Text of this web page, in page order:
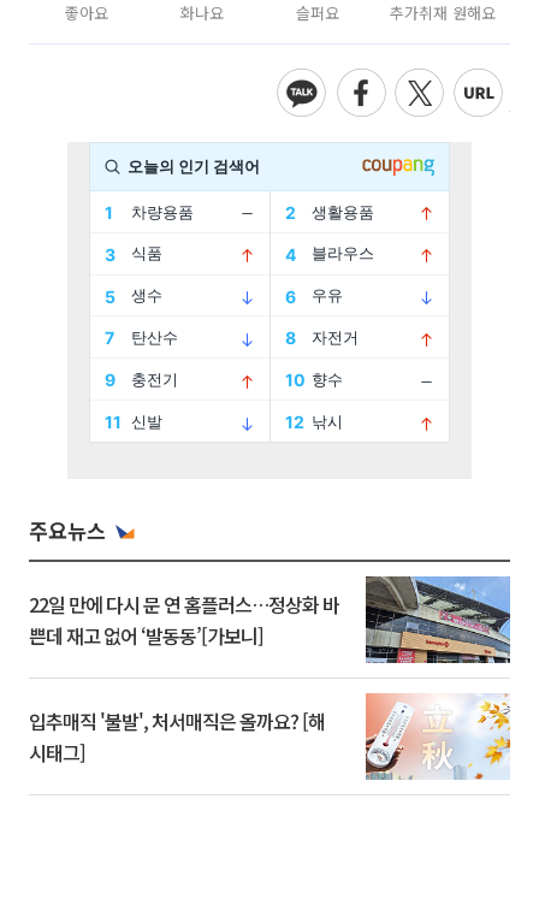
좋아요 화나요 슬퍼요 추가취재 원해요
주요뉴스
22일 만에 다시 문 연 홈플러스…정상화 바
쁜데 재고 없어 ‘발동동’[가보니]
입추매직 '불발', 처서매직은 올까요? [해
시태그]